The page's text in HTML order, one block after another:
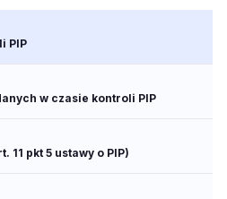
PIP
w czasie kontroli PIP
11 pkt 5 ustawy o PIP)